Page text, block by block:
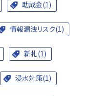
助成金(1)
情報漏洩リスク(1)
新札(1)
浸水対策(1)